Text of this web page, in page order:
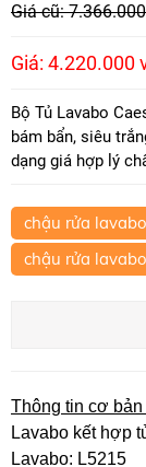
Giá cũ:
Giá: 4.220.000
Bộ Tủ Lavabo
bám bẩn, siêu
dạng giá hợp lý
chậu rửa
chậu rửa lavabo
Thông tin cơ
Lavabo kết hợp
Lavabo: L5215